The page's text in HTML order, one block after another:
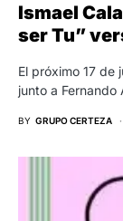
Ismael
ser Tu”
El próximo 17 de
junto a
BY GRUPO CERTEZA